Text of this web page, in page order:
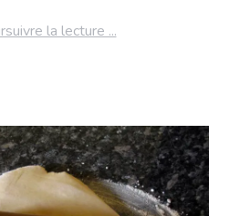
la lecture ...